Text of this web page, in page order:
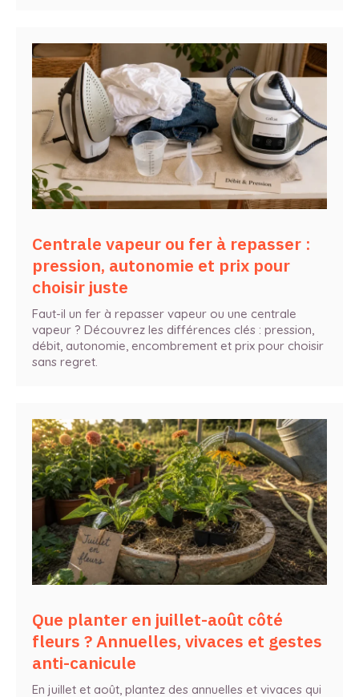
Centrale vapeur ou fer à repasser :
pression, autonomie et prix pour
choisir juste
Faut-il un fer à repasser vapeur ou une centrale
vapeur ? Découvrez les différences clés : pression,
débit, autonomie, encombrement et prix pour choisir
sans regret.
Que planter en juillet-août côté
fleurs ? Annuelles, vivaces et gestes
anti-canicule
En juillet et août, plantez des annuelles et vivaces qui